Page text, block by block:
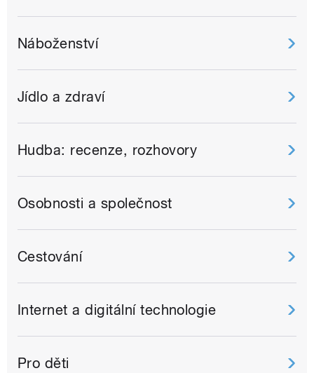
Náboženství
Jídlo a zdraví
Hudba: recenze, rozhovory
Osobnosti a společnost
Cestování
Internet a digitální technologie
Pro děti